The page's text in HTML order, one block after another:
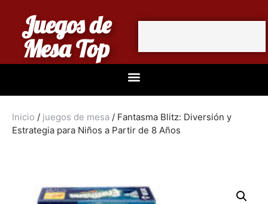
Juegos de
Mesa Top
Inicio / juegos de mesa / Fantasma Blitz: Diversión y
Estrategia para Niños a Partir de 8 Años